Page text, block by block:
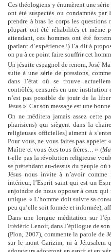
Ces théologiens y énumèrent une
ont été suspectés ou condamnés
prendre à bras le corps les questions
plupart ont été réhabilités et même
attendant, ces hommes ont été
(parlant d’expérience !) l’a dit à
on pu à ce point faire souffrir cet
Un jésuite espagnol de renom, José
suite à une série de pressions,
dans l’état où se trouve
contrôlés, censurés en une institution
n’est pas possible de jouir de la
Jésus ». Car son message est une
On ne méditera jamais assez cette
pharisiens) qui siègent dans la
religieuses officielles] aiment à
Pour vous, ne vous faites pas appeler
Maître et vous êtes tous frères… » (
t-elle pas la révolution religieuse
se prétendant au-dessus du peuple
Jésus nous invite à n’avoir comme
intérieur, l’Esprit saint qui est un
enjoindre de nous opposer à ceux
unique. « L’homme doit suivre sa
peu qu’elle soit formée et informée),
Dans une longue méditation sur
Frédéric Lenoir, dans l’épilogue de
(Plon, 2007), commente la parole de
sur le mont Garizim, ni à Jérusalem